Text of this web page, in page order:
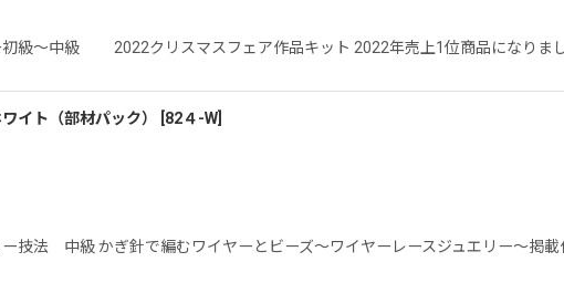
初級〜中級 2022クリスマスフェア作品キット 2022年売上1位商品になり
イト（部材パック） 82４-W
技法 中級 かぎ針で編むワイヤーとビーズ〜ワイヤーレースジュエリー〜掲